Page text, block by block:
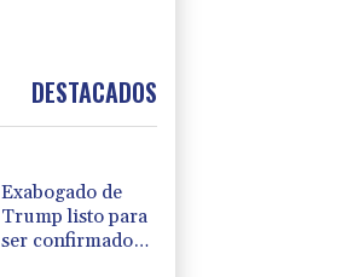
DESTACADOS
Exabogado de
Trump listo para
ser confirmado